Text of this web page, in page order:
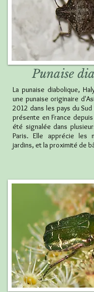
Punaise
La punaise diabolique,
une punaise originaire
2012 dans les pays du
présente en France
été signalée dans
Paris. Elle apprécie les
jardins, et la proximité de